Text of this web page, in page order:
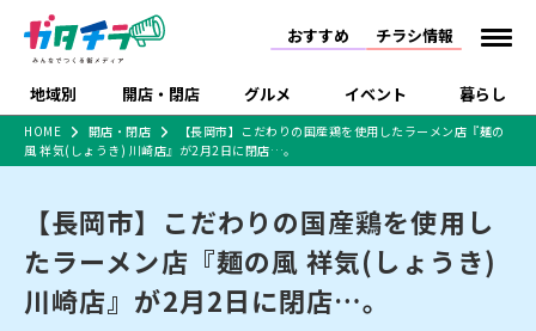
おすすめ チラシ情報
地域別 開店・閉店 グルメ イベント 暮らし
新潟市 下越
中越 上越
開店 閉店
リニューアル・移転 休業 開店まとめ
ラーメン 現地レポート
和食 洋食
体験・販売 祭り・伝統行事
趣味・展示会 ライブ・コンサート
施設・ショップ
住宅メーカー・工務
店
食品メーカー・県産
特売セール インタビュー
特集・まとめ記事
食品スーパー・コンビ
ショッピングモール・
大型施設
ドラッグストア・ホーム
センター
HOME 開店・閉店
【長岡市】こだわりの国産鶏を使用したラーメン店『麺の
風 祥気(しょうき) 川崎店』が2月2日に閉店…。
【長岡市】こだわりの国産鶏を使用し
たラーメン店『麺の風 祥気(しょうき)
川崎店』が2月2日に閉店…。